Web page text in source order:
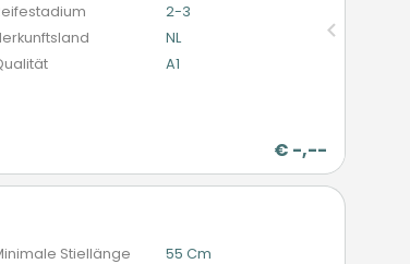
2-3
NL
A1
€ -,--
Stiellänge
55 Cm